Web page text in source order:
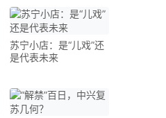
苏宁小店：是“儿戏”还
是代表未来